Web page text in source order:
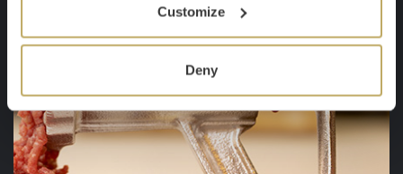
Customize
Deny